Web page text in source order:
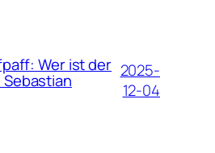
Wer ist der 2025-
12-04